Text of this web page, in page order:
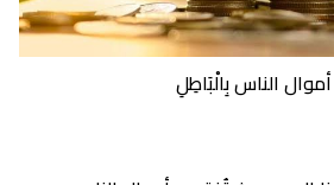
الناس بِالْبَاطِلِ